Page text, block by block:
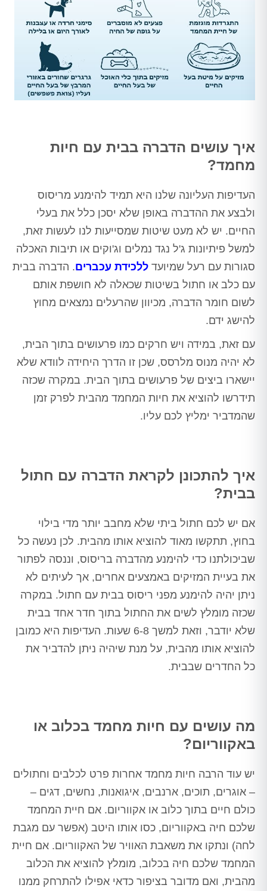
איך עושים הדברה בבית עם חיות
מחמד?
העדיפות העליונה שלנו היא תמיד להימנע מריסוס
ולבצע את ההדברה באופן שלא יסכן כלל את בעלי
החיים. יש לא מעט שיטות שמסייעות לנו לעשות זאת,
למשל פיתיונות ג'ל נגד נמלים וג'וקים או תיבות האכלה
סגורות עם רעל שמיועד ללכידת עכברים. הדברה בבית
עם כלב או חתול בשיטות שכאלה לא חושפת אותם
לשום חומר הדברה, מכיוון שהרעלים נמצאים מחוץ
להישג ידם.
עם זאת, במידה ויש חרקים כמו פרעושים בתוך הבית,
לא יהיה מנוס מלרסס, שכן זו הדרך היחידה לוודא שלא
יישארו ביצים של פרעושים בתוך הבית. במקרה שכזה
תידרשו להוציא את חיות המחמד מהבית לפרק זמן
שהמדביר ימליץ לכם עליו.
איך להתכונן לקראת הדברה עם חתול
בבית?
אם יש לכם חתול ביתי שלא מחבב יותר מדי בילוי
בחוץ, תתקשו מאוד להוציא אותו מהבית. לכן נעשה כל
שביכולתנו כדי להימנע מהדברה בריסוס, וננסה לפתור
את בעיית המזיקים באמצעים אחרים, אך לעיתים לא
ניתן יהיה להימנע מפני ריסוס בבית עם חתול. במקרה
שכזה מומלץ לשים את החתול בתוך חדר אחד בבית
שלא יודבר, וזאת למשך 6-8 שעות. העדיפות היא כמובן
להוציא אותו מהבית, על מנת שיהיה ניתן להדביר את
כל החדרים שבבית.
מה עושים עם חיות מחמד בכלוב או
באקווריום?
יש עוד הרבה חיות מחמד אחרות פרט לכלבים וחתולים
– אוגרים, תוכים, ארנבים, איגואנות, נחשים, דגים –
כולם חיים בתוך כלוב או אקווריום. אם חיית המחמד
שלכם חיה באקווריום, כסו אותו היטב (אפשר עם מגבת
לחה) ונתקו את משאבת האוויר של האקווריום. אם חיית
המחמד שלכם חיה בכלוב, מומלץ להוציא את הכלוב
מהבית, ואם מדובר בציפור כדאי אפילו להתרחק ממנו